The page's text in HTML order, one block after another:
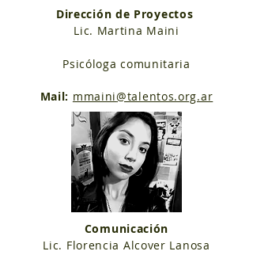
Dirección de Proyectos
Lic. Martina Maini
Psicóloga comunitaria
Mail: mmaini@talentos.org.ar
Comunicación
Lic. Florencia Alcover Lanosa